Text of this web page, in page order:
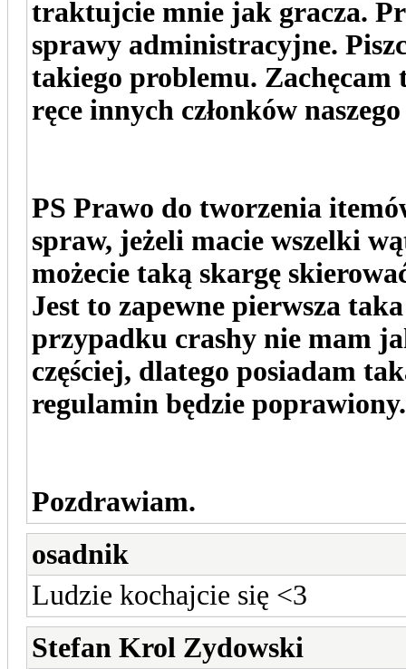
traktujcie mnie jak gracza.
sprawy administracyjne.
takiego problemu. Zachęcam
ręce innych członków
PS Prawo do tworzenia
spraw, jeżeli macie wszelki
możecie taką skargę
Jest to zapewne pierwsza
przypadku crashy nie mam
częściej, dlatego posiadam
regulamin będzie
Pozdrawiam.
osadnik
Ludzie kochajcie się <3
Stefan Krol Zydowski